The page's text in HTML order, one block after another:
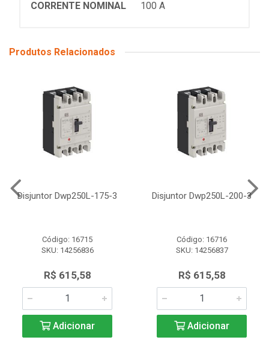
CORRENTE NOMINAL 100 A
Produtos Relacionados
Disjuntor Dwp250L-175-3
Código: 16715
SKU: 14256836
R$ 615,58
Adicionar
Disjuntor Dwp250L-200-3
Código: 16716
SKU: 14256837
R$ 615,58
Adicionar